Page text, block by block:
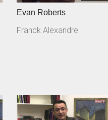
Evan Roberts
Franck Alexandre